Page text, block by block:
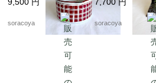
m11
9,500 円
soracoya
ー アイアン
レターラック
7,700 円
soracoya